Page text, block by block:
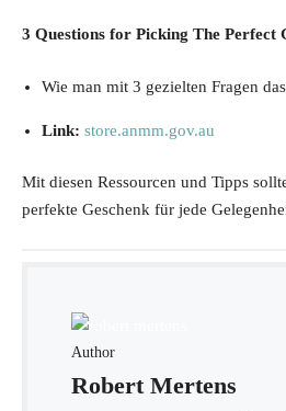
3 Questions for Picking The Perfect
Wie man mit 3 gezielten Fragen
Link: store.anmm.gov.au
Mit diesen Ressourcen und Tipps
perfekte Geschenk für jede
Author
Robert Mertens